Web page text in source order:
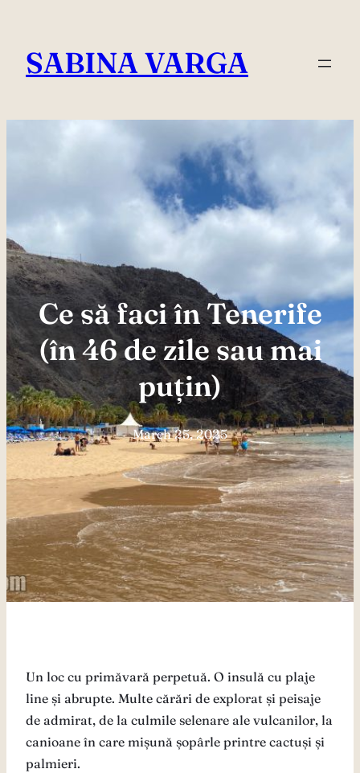
content
SABINA VARGA
Ce să faci în Tenerife
(în 46 de zile sau mai
puțin)
March 25, 2025
Un loc cu primăvară perpetuă. O insulă cu plaje
line și abrupte. Multe cărări de explorat și peisaje
de admirat, de la culmile selenare ale vulcanilor, la
canioane în care mișună șopârle printre cactuși și
palmieri.